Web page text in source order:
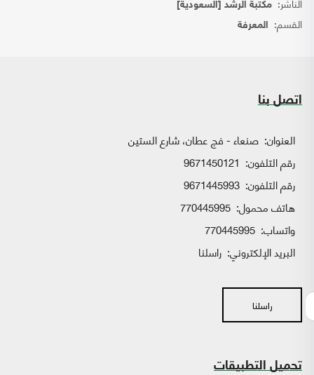
مكتبة الرشد [السعودية]
القسم: المعرفة
اتصل بنا
العنوان: صنعاء - فج عطان، شارع الستين
رقم التلفون: 9671450121
رقم التلفون: 9671445993
هاتف محمول: 770445995
واتساب:
البريد الإلكتروني: راسلنا
راسلنا
تحميل التطبيقات